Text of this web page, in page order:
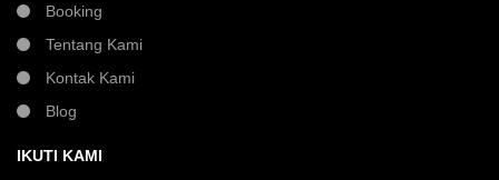
Booking
Tentang Kami
Kontak Kami
Blog
IKUTI KAMI